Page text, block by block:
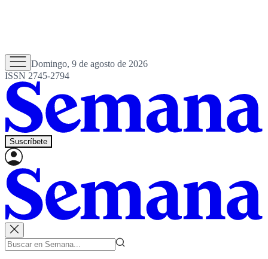
Domingo, 9 de agosto de 2026
ISSN 2745-2794
Suscríbete